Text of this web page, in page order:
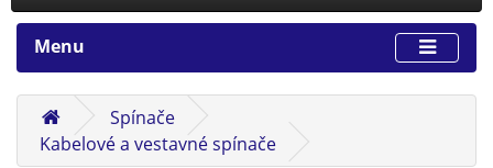
Menu
Spínače
Kabelové a vestavné spínače